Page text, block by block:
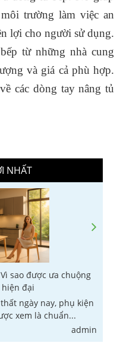
trường làm việc an
lợi cho người sử dụng.
từ những nhà cung
và giá cả phù hợp.
vềcác dòng tay nâng tủ
NHẤT
sao được ưa chuộng
đại
ngày nay, phụ kiện
xem là chuẩn...
admin